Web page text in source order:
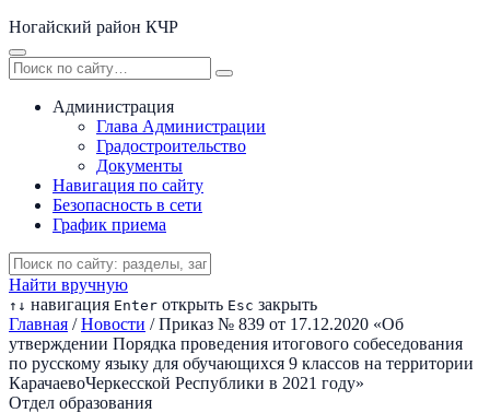
Ногайский район КЧР
Администрация
Глава Администрации
Градостроительство
Документы
Навигация по сайту
Безопасность в сети
График приема
Найти вручную
↑ ↓ навигация Enter открыть Esc закрыть
Главная / Новости / Приказ № 839 от 17.12.2020 «Об
утверждении Порядка проведения итогового собеседования
по русскому языку для обучающихся 9 классов на территории
Карачаево­Черкесской Республики в 2021 году»
Отдел образования